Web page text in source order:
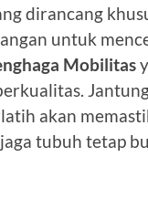
dirancang
untuk
Mobilitas
akan
tubuh tetap